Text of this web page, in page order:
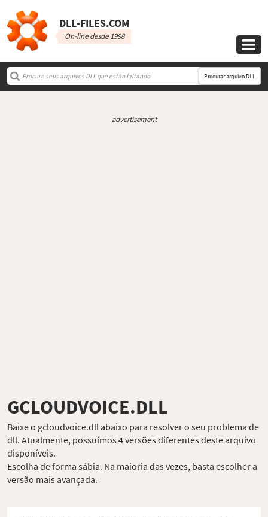
DLL‑FILES.COM
On-line desde 1998

Procurar arquivo DLL
advertisement
GCLOUDVOICE.DLL
Baixe o gcloudvoice.dll abaixo para resolver o seu problema de
dll. Atualmente, possuímos 4 versões diferentes deste arquivo
disponíveis.
Escolha de forma sábia. Na maioria das vezes, basta escolher a
versão mais avançada.